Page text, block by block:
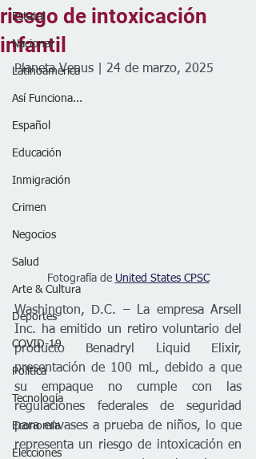
Estatal
Nacional
Latinoamérica
Así Funciona...
Español
Educación
Inmigración
Crimen
Negocios
Salud
Arte & Cultura
Deportes
COVID-19
Política
Tecnología
Economía
Elecciones
riesgo de intoxicación
infantil
Planeta Venus | 24 de marzo, 2025
Fotografía de United States CPSC
Washington, D.C. – La empresa Arsell
Inc. ha emitido un retiro voluntario del
producto Benadryl Liquid Elixir,
presentación de 100 mL, debido a que
su empaque no cumple con las
regulaciones federales de seguridad
para envases a prueba de niños, lo que
representa un riesgo de intoxicación en